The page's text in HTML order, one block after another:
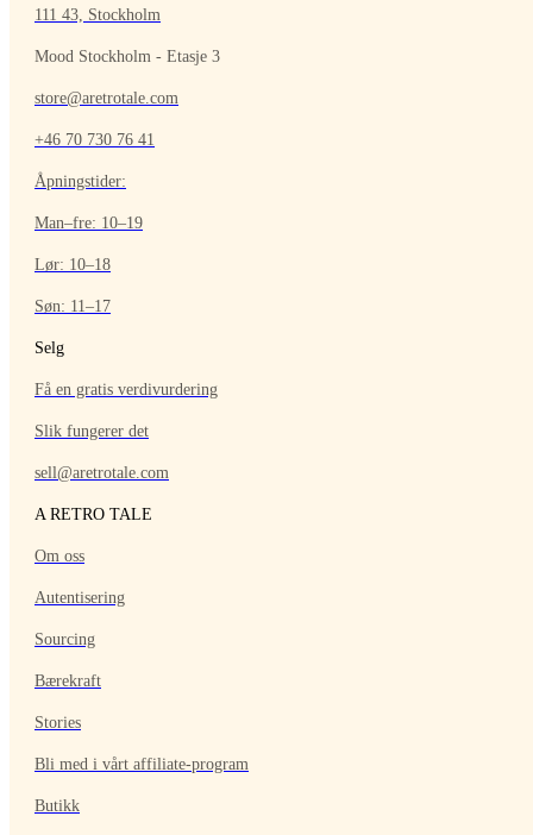
111 43, Stockholm
Mood Stockholm - Etasje 3
store@aretrotale.com
+46 70 730 76 41
Åpningstider:
Man–fre: 10–19
Lør: 10–18
Søn: 11–17
Selg
Få en gratis verdivurdering
Slik fungerer det
sell@aretrotale.com
A RETRO TALE
Om oss
Autentisering
Sourcing
Bærekraft
Stories
Bli med i vårt affiliate-program
Butikk